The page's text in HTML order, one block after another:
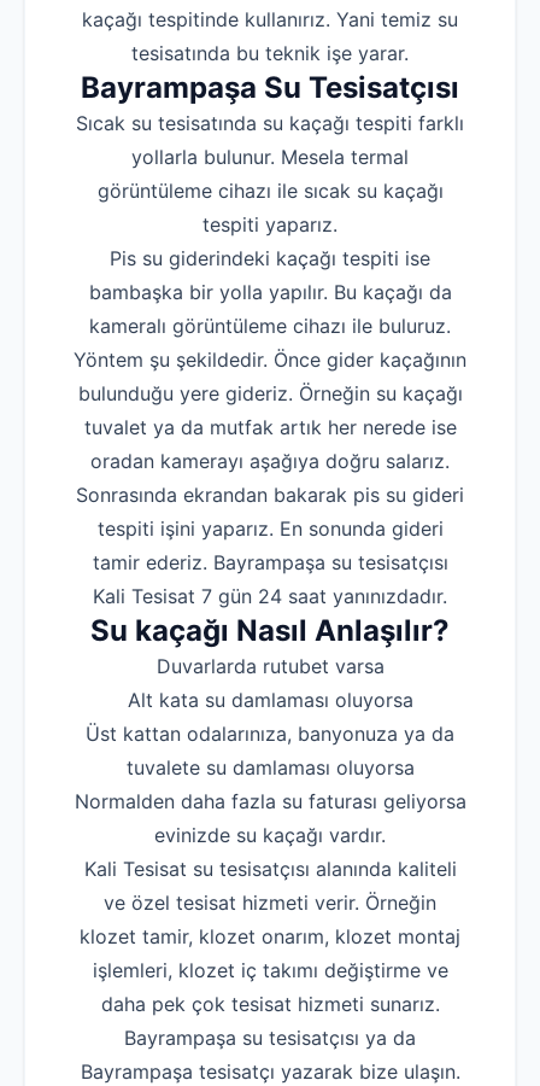
kaçağı tespitinde kullanırız. Yani temiz su
tesisatında bu teknik işe yarar.
Bayrampaşa Su Tesisatçısı
Sıcak su tesisatında su kaçağı tespiti farklı
yollarla bulunur. Mesela termal
görüntüleme cihazı ile sıcak su kaçağı
tespiti yaparız.
Pis su giderindeki kaçağı tespiti ise
bambaşka bir yolla yapılır. Bu kaçağı da
kameralı görüntüleme cihazı ile buluruz.
Yöntem şu şekildedir. Önce gider kaçağının
bulunduğu yere gideriz. Örneğin su kaçağı
tuvalet ya da mutfak artık her nerede ise
oradan kamerayı aşağıya doğru salarız.
Sonrasında ekrandan bakarak pis su gideri
tespiti işini yaparız. En sonunda gideri
tamir ederiz. Bayrampaşa su tesisatçısı
Kali Tesisat 7 gün 24 saat yanınızdadır.
Su kaçağı Nasıl Anlaşılır?
Duvarlarda rutubet varsa
Alt kata su damlaması oluyorsa
Üst kattan odalarınıza, banyonuza ya da
tuvalete su damlaması oluyorsa
Normalden daha fazla su faturası geliyorsa
evinizde su kaçağı vardır.
Kali Tesisat su tesisatçısı alanında kaliteli
ve özel tesisat hizmeti verir. Örneğin
klozet tamir, klozet onarım, klozet montaj
işlemleri, klozet iç takımı değiştirme ve
daha pek çok tesisat hizmeti sunarız.
Bayrampaşa su tesisatçısı ya da
Bayrampaşa tesisatçı yazarak bize ulaşın.